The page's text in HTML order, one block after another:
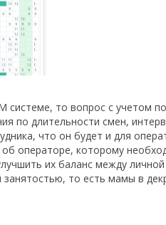
системе, то вопрос с учетом
по длительности смен,
что он будет и для
операторе, которому
их баланс между
то есть мамы в